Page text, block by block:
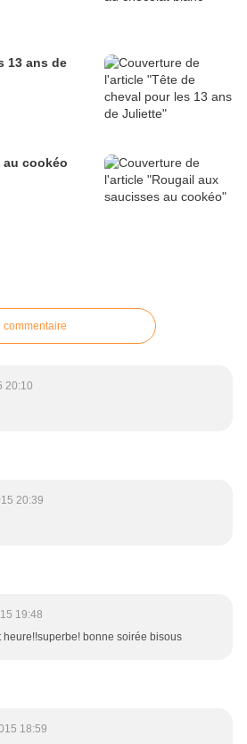
13 ans de
cookéo
commentaire
20:10
20:39
19:48
heure!!superbe! bonne soirée bisous
18:59